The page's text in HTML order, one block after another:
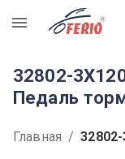
R
32802-
Педаль
Главная /